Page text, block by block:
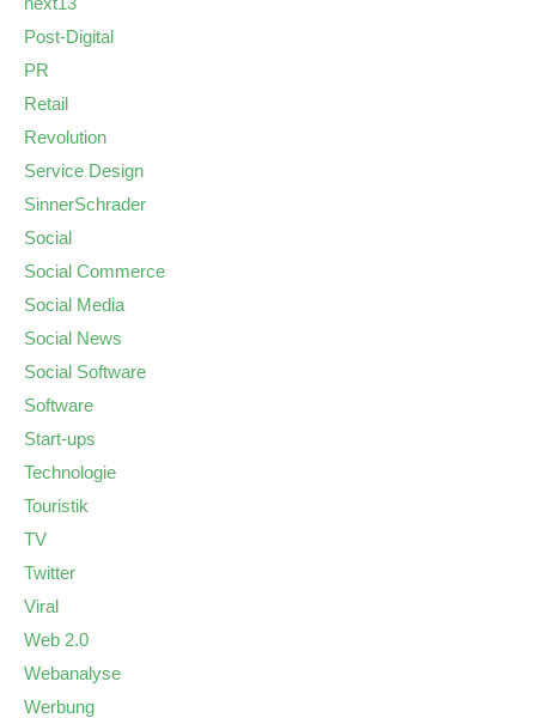
Post-Digital
PR
Retail
Revolution
Service Design
SinnerSchrader
Social
Social Commerce
Social Media
Social News
Social Software
Software
Start-ups
Technologie
Touristik
TV
Twitter
Viral
Web 2.0
Webanalyse
Werbung